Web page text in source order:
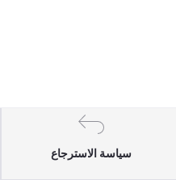
سياسة الاسترجاع